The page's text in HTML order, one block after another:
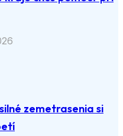
zemetrasenia si